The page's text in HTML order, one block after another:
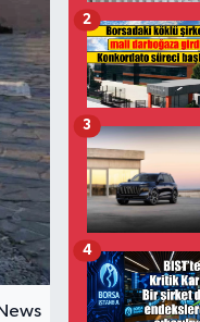
2
3
4